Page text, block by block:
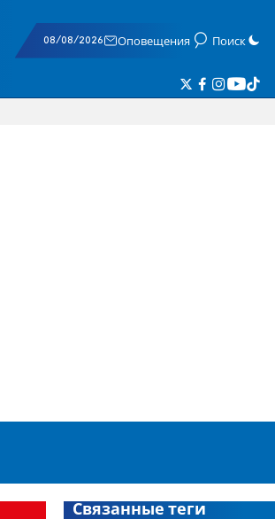
08/08/2026 Оповещения Поиск
Связанные теги